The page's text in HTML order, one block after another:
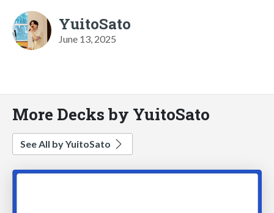
YuitoSato
June 13, 2025
More Decks by YuitoSato
See All by YuitoSato